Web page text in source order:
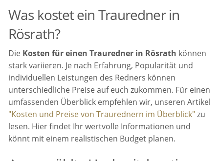
Was kostet ein Trauredner in
Rösrath?
Die Kosten für einen Trauredner in Rösrath können
stark variieren. Je nach Erfahrung, Popularität und
individuellen Leistungen des Redners können
unterschiedliche Preise auf euch zukommen. Für einen
umfassenden Überblick empfehlen wir, unseren Artikel
"Kosten und Preise von Traurednern im Überblick"zu
lesen. Hier findet Ihr wertvolle Informationen und
könnt mit einem realistischen Budget planen.